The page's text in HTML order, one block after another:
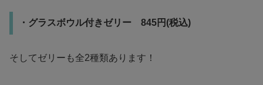
・グラスボウル付きゼリー 845円(税込)
そしてゼリーも全2種類あります！